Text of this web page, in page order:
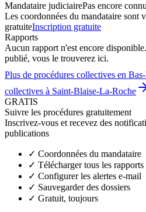
Mandataire judiciairePas encore connu
Les coordonnées du mandataire sont
gratuiteInscription gratuite
Rapports
Aucun rapport n'est encore
publié, vous le trouverez ici.
Plus de procédures collectives en
collectives à Saint-Blaise-La-Roche
GRATIS
Suivre les procédures gratuitement
Inscrivez-vous et recevez des
publications
✓ Coordonnées du mandataire
✓ Télécharger tous les rapports
✓ Configurer les alertes e-mail
✓ Sauvegarder des dossiers
✓ Gratuit, toujours